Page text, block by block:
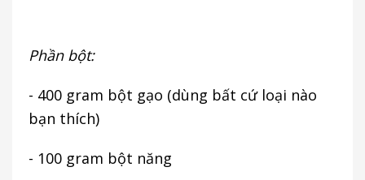
Phần bột:
- 400 gram bột gạo (dùng bất cứ loại nào
bạn thích)
- 100 gram bột năng